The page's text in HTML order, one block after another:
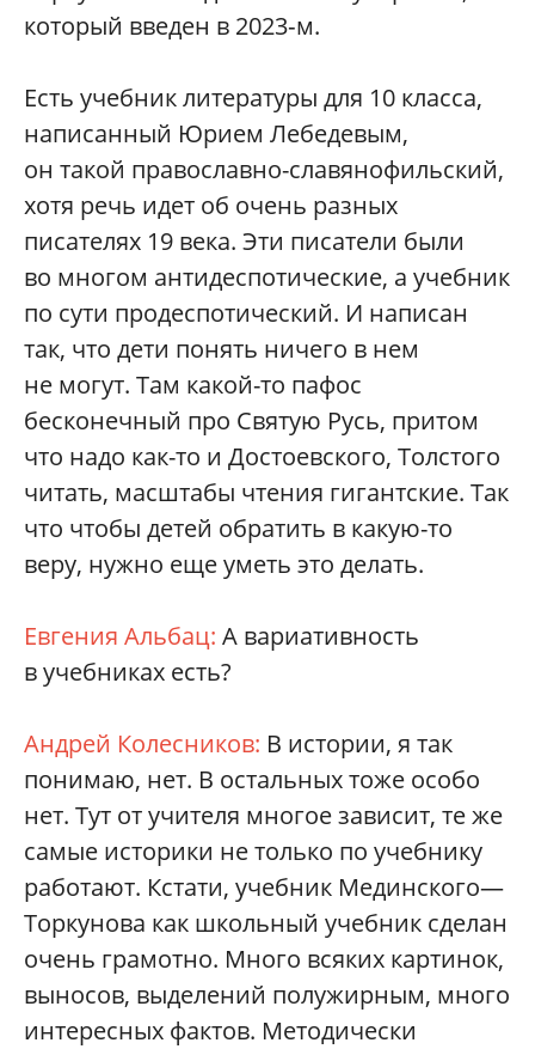
который введен в 2023‑м.
Есть учебник литературы для 10 класса,
написанный Юрием Лебедевым,
он такой православно-славянофильский,
хотя речь идет об очень разных
писателях 19 века. Эти писатели были
во многом антидеспотические, а учебник
по сути продеспотический. И написан
так, что дети понять ничего в нем
не могут. Там какой-то пафос
бесконечный про Святую Русь, притом
что надо как-то и Достоевского, Толстого
читать, масштабы чтения гигантские. Так
что чтобы детей обратить в какую-то
веру, нужно еще уметь это делать.
Евгения Альбац: А вариативность
в учебниках есть?
Андрей Колесников: В истории, я так
понимаю, нет. В остальных тоже особо
нет. Тут от учителя многое зависит, те же
самые историки не только по учебнику
работают. Кстати, учебник Мединского—
Торкунова как школьный учебник сделан
очень грамотно. Много всяких картинок,
выносов, выделений полужирным, много
интересных фактов. Методически